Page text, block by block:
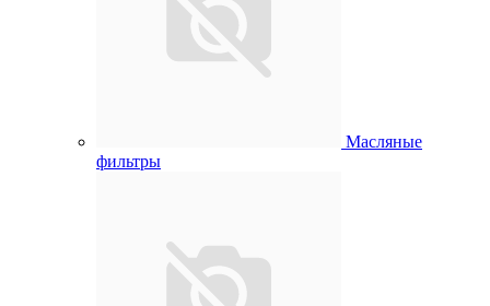
Масляные
фильтры